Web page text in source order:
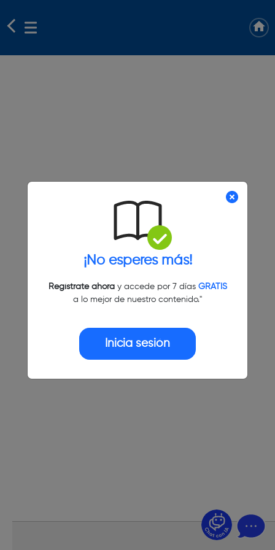
¡No esperes más!
Regístrate ahoray accede por 7 días GRATIS
a lo mejor de nuestro contenido."
Inicia sesión